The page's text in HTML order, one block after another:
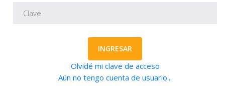
INGRESAR
Olvidé mi clave de acceso
Aún no tengo cuenta de usuario...